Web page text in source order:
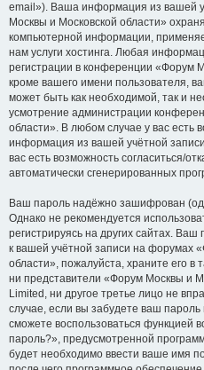
email»). Ваша информация из вашей
Москвы и Московской области»
компьютерной информации,
нам услуги хостинга. Любая
регистрации в конференции «Форум
кроме вашего имени пользователя,
может быть как необходимой, так и
усмотрение администрации
области». В любом случае у вас есть
информация из вашей учётной
вас есть возможность согласиться/
автоматически сгенерированных
Ваш пароль надёжно зашифрован
Однако не рекомендуется
регистрируясь на других сайтах.
к вашей учётной записи на форумах
области», пожалуйста, храните его в
ни представители «Форум Москвы и
Limited, ни другое третье лицо не
случае, если вы забудете ваш
сможете воспользоваться функцией
пароль?», предусмотренной
будет необходимо ввести ваше имя